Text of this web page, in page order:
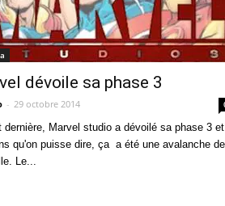
dévoile sa phase 3
- 29 octobre 2014
dernière, Marvel studio a dévoilé sa phase 3 et
qu'on puisse dire, ça a été une avalanche de
Le...